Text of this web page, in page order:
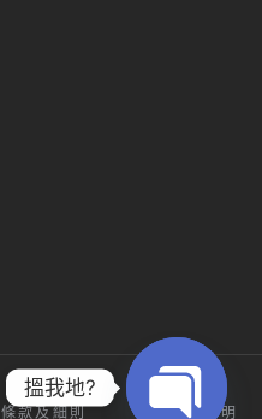
條款及細則 私隱政策聲明
搵我地?